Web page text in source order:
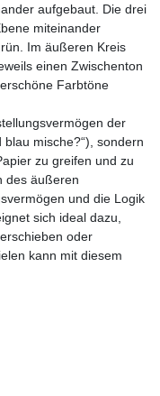
aufgebaut. Die drei
miteinander
Im äußeren Kreis
einen Zwischenton
Farbtöne
der
mische?“), sondern
zu greifen und zu
des äußeren
und die Logik
sich ideal dazu,
oder
kann mit diesem